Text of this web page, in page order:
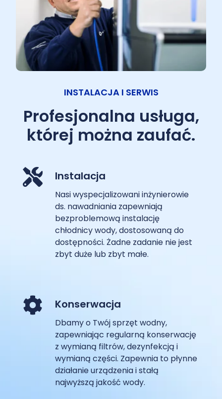
INSTALACJA I SERWIS
Profesjonalna usługa,
której można zaufać.
Instalacja
Nasi wyspecjalizowani inżynierowie
ds. nawadniania zapewniają
bezproblemową instalację
chłodnicy wody, dostosowaną do
dostępności. Żadne zadanie nie jest
zbyt duże lub zbyt małe.
Konserwacja
Dbamy o Twój sprzęt wodny,
zapewniając regularną konserwację
z wymianą filtrów, dezynfekcją i
wymianą części. Zapewnia to płynne
działanie urządzenia i stałą
najwyższą jakość wody.